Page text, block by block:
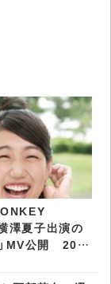
澤夏子出演の
MV公開 20周
画も -